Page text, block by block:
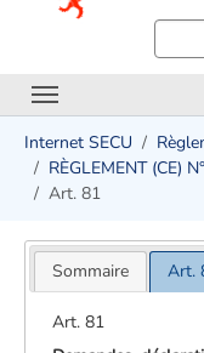
Internet SECU
RÈGLEMENT (CE)
Art. 81
Sommaire Art.
Art. 81